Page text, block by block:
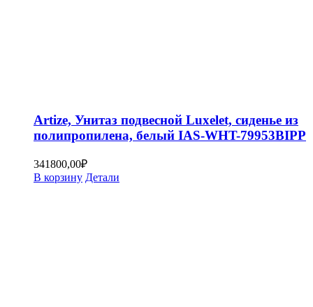
Artize, Унитаз подвесной Luxelet, сиденье из
полипропилена, белый IAS-WHT-79953BIPP
341800,00₽
В корзину Детали